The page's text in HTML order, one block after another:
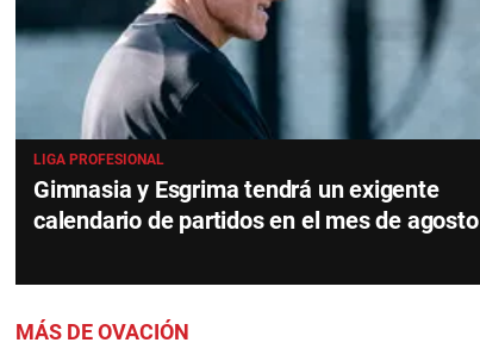
LIGA PROFESIONAL
Gimnasia y Esgrima tendrá un exigente
calendario de partidos en el mes de agosto
MÁS DE OVACIÓN